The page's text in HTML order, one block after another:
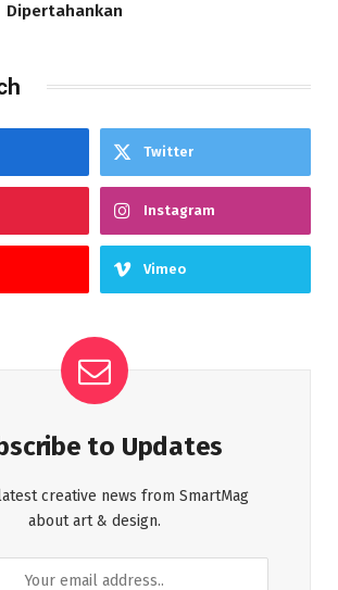
Dipertahankan
Twitter
Instagram
Vimeo
to Updates
creative news from SmartMag
about art & design.